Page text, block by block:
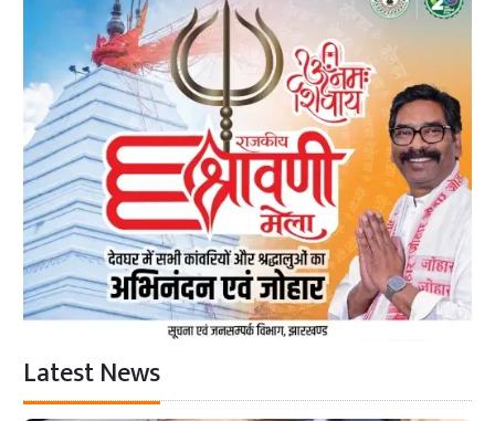
Latest News